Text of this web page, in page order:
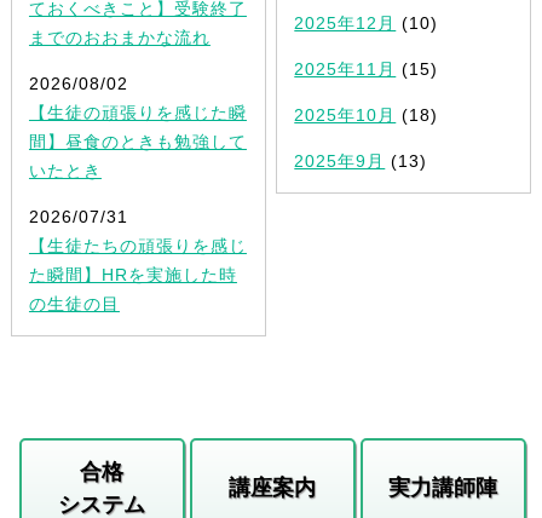
ておくべきこと】受験終了
までのおおまかな流れ
2026/08/02
【生徒の頑張りを感じた瞬
間】昼食のときも勉強して
いたとき
2026/07/31
【生徒たちの頑張りを感じ
た瞬間】HRを実施した時
の生徒の目
2025年12月 (10)
2025年11月 (15)
2025年10月 (18)
2025年9月 (13)
合格
システム
講座案内 実力講師陣